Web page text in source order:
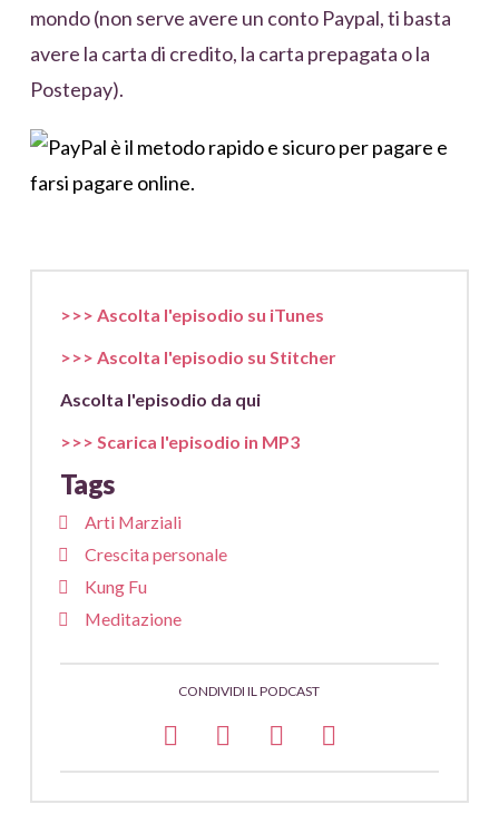
mondo (non serve avere un conto Paypal, ti basta
avere la carta di credito, la carta prepagata o la
Postepay).
>>> Ascolta l'episodio su iTunes
>>> Ascolta l'episodio su Stitcher
Ascolta l'episodio da qui
>>> Scarica l'episodio in MP3
Tags
Arti Marziali
Crescita personale
Kung Fu
Meditazione
CONDIVIDI IL PODCAST